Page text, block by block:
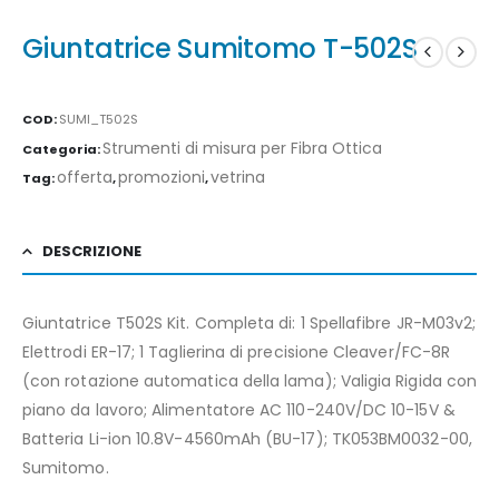
Giuntatrice Sumitomo T-502S
COD:SUMI_T502S
Categoria:Strumenti di misura per Fibra Ottica
Tag:offerta,promozioni,vetrina
DESCRIZIONE
Giuntatrice T502S Kit. Completa di: 1 Spellafibre JR-M03v2;
Elettrodi ER-17; 1 Taglierina di precisione Cleaver/FC-8R
(con rotazione automatica della lama); Valigia Rigida con
piano da lavoro; Alimentatore AC 110-240V/DC 10-15V &
Batteria Li-ion 10.8V-4560mAh (BU-17); TK053BM0032-00,
Sumitomo.